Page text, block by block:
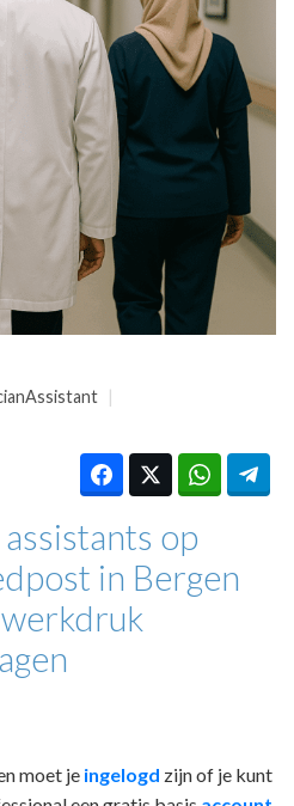
op
in Bergen
moet je ingelogd zijn of je kunt